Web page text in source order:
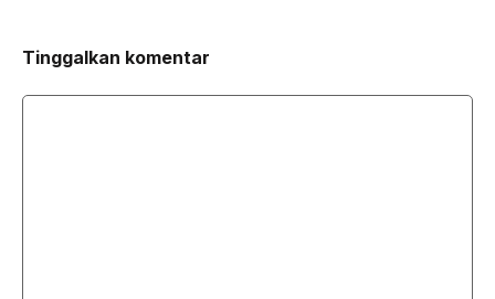
Tinggalkan komentar